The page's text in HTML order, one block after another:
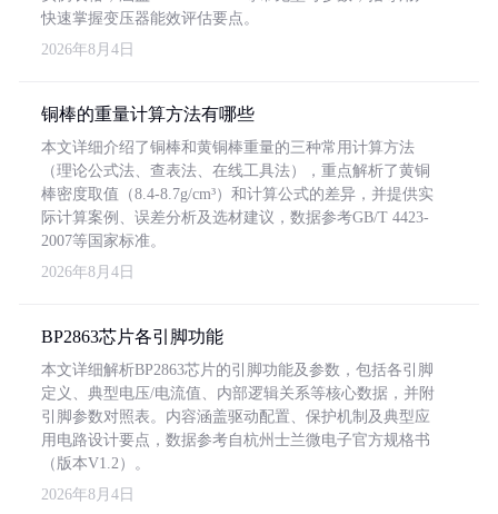
快速掌握变压器能效评估要点。
2026年8月4日
铜棒的重量计算方法有哪些
本文详细介绍了铜棒和黄铜棒重量的三种常用计算方法
（理论公式法、查表法、在线工具法），重点解析了黄铜
棒密度取值（8.4-8.7g/cm³）和计算公式的差异，并提供实
际计算案例、误差分析及选材建议，数据参考GB/T 4423-
2007等国家标准。
2026年8月4日
BP2863芯片各引脚功能
本文详细解析BP2863芯片的引脚功能及参数，包括各引脚
定义、典型电压/电流值、内部逻辑关系等核心数据，并附
引脚参数对照表。内容涵盖驱动配置、保护机制及典型应
用电路设计要点，数据参考自杭州士兰微电子官方规格书
（版本V1.2）。
2026年8月4日